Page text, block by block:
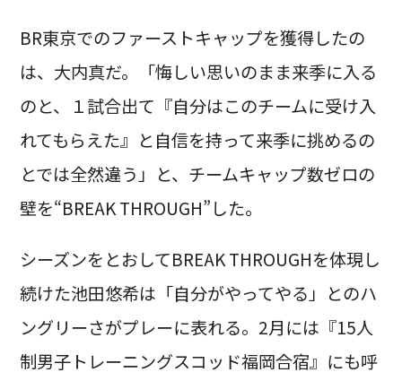
BR東京でのファーストキャップを獲得したの
は、大内真だ。「悔しい思いのまま来季に入る
のと、１試合出て『自分はこのチームに受け入
れてもらえた』と自信を持って来季に挑めるの
とでは全然違う」と、チームキャップ数ゼロの
壁を“BREAK THROUGH”した。
シーズンをとおしてBREAK THROUGHを体現し
続けた池田悠希は「自分がやってやる」とのハ
ングリーさがプレーに表れる。2月には『15人
制男子トレーニングスコッド福岡合宿』にも呼